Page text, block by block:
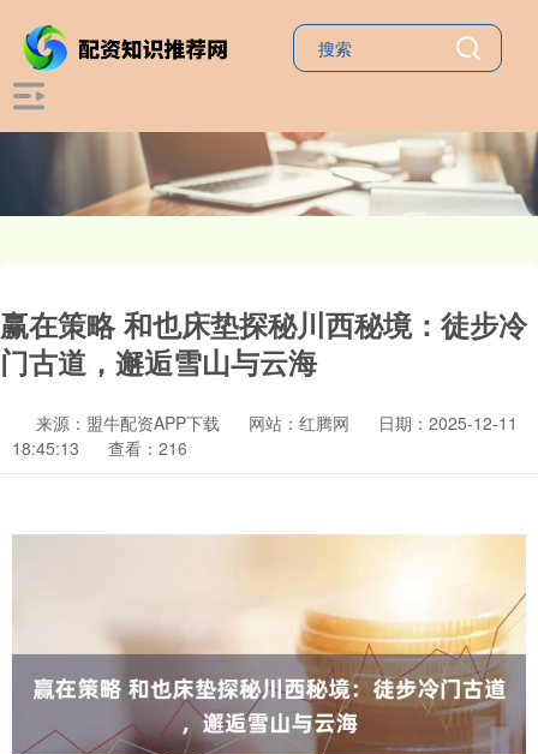
赢在策略 和也床垫探秘川西秘境：徒步冷
门古道，邂逅雪山与云海
来源：盟牛配资APP下载 网站：红腾网
日期：2025-12-11
18:45:13
查看：216